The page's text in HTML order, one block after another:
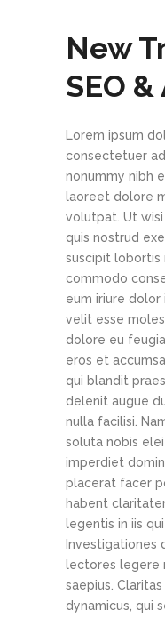
New
SEO
Lorem ipsum
consectetuer
nonummy nibh
laoreet dolore
volutpat. Ut wisi
quis nostrud
suscipit lobortis
commodo
eum iriure
velit esse
dolore eu
eros et
qui blandit
delenit augue
nulla facilisi.
soluta nobis
imperdiet
placerat facer
habent
legentis in iis
Investigationes
lectores legere
saepius.
dynamicus, qui